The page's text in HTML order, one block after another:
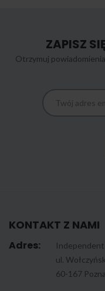
ZAPISZ
Otrzymuj
KONTAKT Z NAMI
Adres:
ul.
60-167